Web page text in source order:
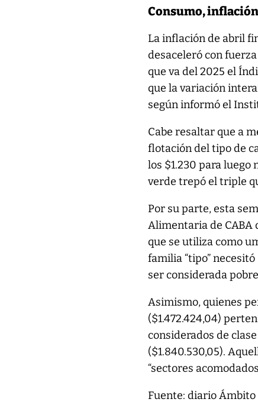
Consumo,
La inflación de abril
desaceleró con
que va del 2025 el
que la variación
según informó el
Cabe resaltar que a
flotación del tipo de
los $1.230 para luego
verde trepó el triple
Por su parte, esta
Alimentaria de CABA
que se utiliza como
familia “tipo” necesitó
ser considerada
Asimismo, quienes
($1.472.424,04)
considerados de
($1.840.530,05).
“sectores
Fuente: diario Ámbito